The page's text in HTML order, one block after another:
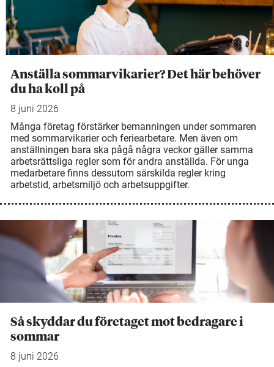
Anställa sommarvikarier? Det här behöver
du ha koll på
8 juni 2026
Många företag förstärker bemanningen under sommaren
med sommarvikarier och feriearbetare. Men även om
anställningen bara ska pågå några veckor gäller samma
arbetsrättsliga regler som för andra anställda. För unga
medarbetare finns dessutom särskilda regler kring
arbetstid, arbetsmiljö och arbetsuppgifter.
Så skyddar du företaget mot bedragare i
sommar
8 juni 2026